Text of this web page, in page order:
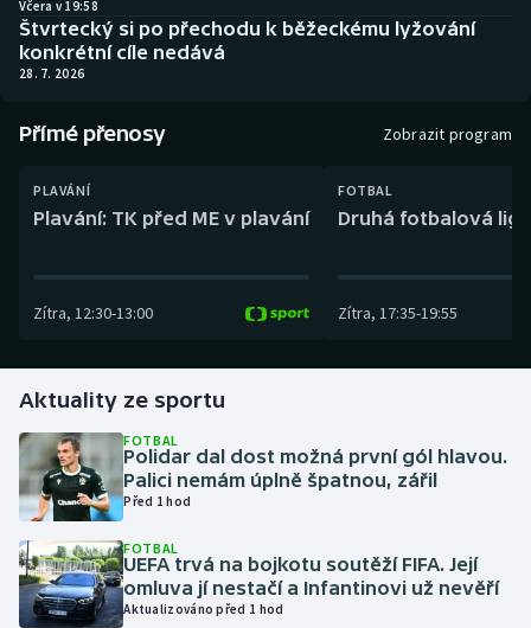
Boby a skeleton
Curling
Dostihy
Futsal
Golf
Gymnastika
Házená
Jezdectví
Judo
AZ kvíz
Včera v 19:58
Štvrtecký si po přechodu k běžeckému lyžování
konkrétní cíle nedává
28. 7. 2026
Přímé přenosy Zobrazit program
PLAVÁNÍ
Plavání: TK před ME v plavání
Zítra, 12:30-13:00
FOTBAL
Druhá fotbalová
Zítra, 17:35-19:55
Aktuality ze sportu
FOTBAL
Polidar dal dost možná první gól hlavou.
Palici nemám úplně špatnou, zářil
Před 1 hod
FOTBAL
UEFA trvá na bojkotu soutěží FIFA. Její
omluva jí nestačí a Infantinovi už nevěří
Aktualizováno před 1 hod